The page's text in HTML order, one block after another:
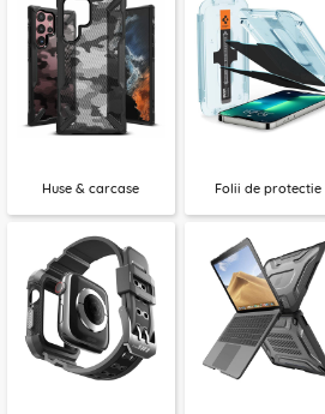
Huse & carcase Folii de protectie